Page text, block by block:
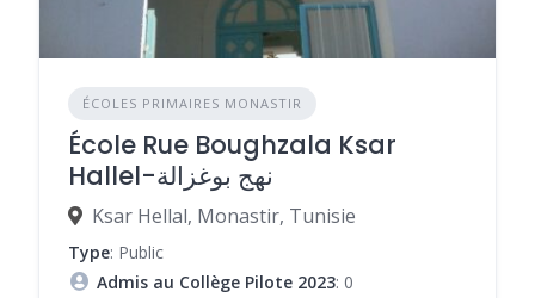
ÉCOLES PRIMAIRES MONASTIR
École Rue Boughzala Ksar
Hallel-نهج بوغزالة
Ksar Hellal, Monastir, Tunisie
Type: Public
Admis au Collège Pilote 2023: 0